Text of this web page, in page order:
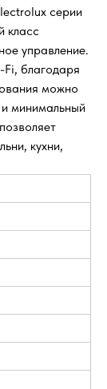
серии
класс
управление.
благодаря
можно
минимальный
кухни,